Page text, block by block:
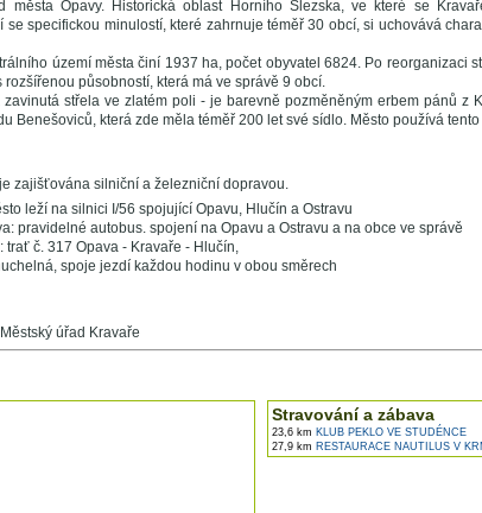
města Opavy. Historická oblast Horního Slezska, ve které se
se specifickou minulostí, které zahrnuje téměř 30 obcí, si uchovává
území města činí 1937 ha, počet obyvatel 6824. Po reorganizaci
rozšířenou působností, která má ve správě 9 obcí.
zavinutá střela ve zlatém poli - je barevně pozměněným erbem pánů z
Benešoviců, která zde měla téměř 200 let své sídlo. Město používá
zajišťována silniční a železniční dopravou.
leží na silnici I/56 spojující Opavu, Hlučín a Ostravu
pravidelné autobus. spojení na Opavu a Ostravu a na obce ve správě
trať č. 317 Opava - Kravaře - Hlučín,
spoje jezdí každou hodinu v obou směrech
úřad Kravaře
Stravování a zábava
23,6 km KLUB PEKLO VE STUDÉNCE
27,9 km RESTAURACE NAUTILUS V